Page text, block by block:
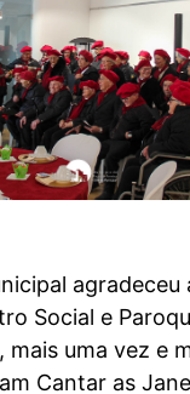
agradeceu
Social e
mais uma vez e
Cantar as